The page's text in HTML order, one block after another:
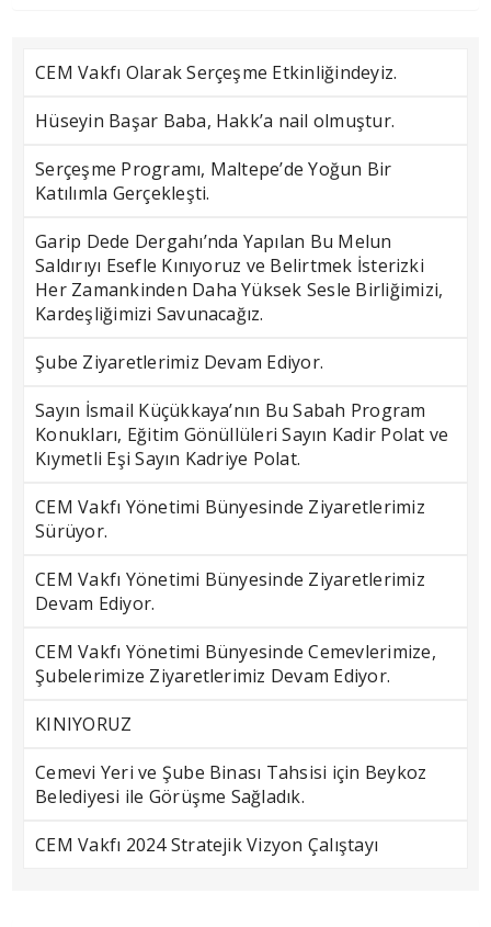
CEM Vakfı Olarak Serçeşme Etkinliğindeyiz.
Hüseyin Başar Baba, Hakk’a nail olmuştur.
Serçeşme Programı, Maltepe’de Yoğun Bir
Katılımla Gerçekleşti.
Garip Dede Dergahı’nda Yapılan Bu Melun
Saldırıyı Esefle Kınıyoruz ve Belirtmek İsterizki
Her Zamankinden Daha Yüksek Sesle Birliğimizi,
Kardeşliğimizi Savunacağız.
Şube Ziyaretlerimiz Devam Ediyor.
Sayın İsmail Küçükkaya’nın Bu Sabah Program
Konukları, Eğitim Gönüllüleri Sayın Kadir Polat ve
Kıymetli Eşi Sayın Kadriye Polat.
CEM Vakfı Yönetimi Bünyesinde Ziyaretlerimiz
Sürüyor.
CEM Vakfı Yönetimi Bünyesinde Ziyaretlerimiz
Devam Ediyor.
CEM Vakfı Yönetimi Bünyesinde Cemevlerimize,
Şubelerimize Ziyaretlerimiz Devam Ediyor.
KINIYORUZ
Cemevi Yeri ve Şube Binası Tahsisi için Beykoz
Belediyesi ile Görüşme Sağladık.
CEM Vakfı 2024 Stratejik Vizyon Çalıştayı